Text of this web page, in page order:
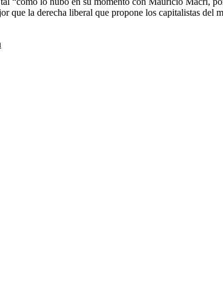
que la derecha liberal que propone los capitalistas del